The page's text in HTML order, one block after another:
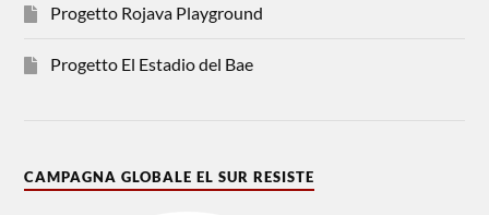
Progetto Rojava Playground
Progetto El Estadio del Bae
CAMPAGNA GLOBALE EL SUR RESISTE